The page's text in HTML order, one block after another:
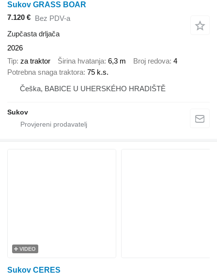
Sukov GRASS BOAR
7.120 € Bez PDV-a
Zupčasta drljača
2026
Tip za traktor Širina hvatanja 6,3 m Broj redova 4
Potrebna snaga traktora 75 k.s.
Češka, BABICE U UHERSKÉHO HRADIŠTĚ
Sukov
VIDEO
Sukov CERES